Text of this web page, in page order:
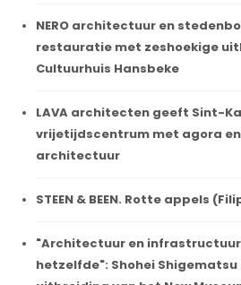
NERO architectuur en
restauratie met zeshoekige
Cultuurhuis Hansbeke
LAVA architecten geeft Sint-
vrijetijdscentrum met agora
architectuur
STEEN & BEEN. Rotte appels
"Architectuur en infrastructuur
hetzelfde": Shohei Shigematsu